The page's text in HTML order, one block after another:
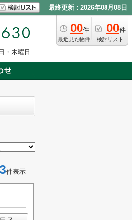
最終更新：2026年08月08日
00件
最近見た物件
00件
検討リスト
・木曜日
件表示